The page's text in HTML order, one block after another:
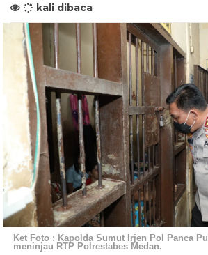
kali dibaca
Ket Foto : Kapolda Sumut Irjen Pol Panca
meninjau RTP Polrestabes Medan.